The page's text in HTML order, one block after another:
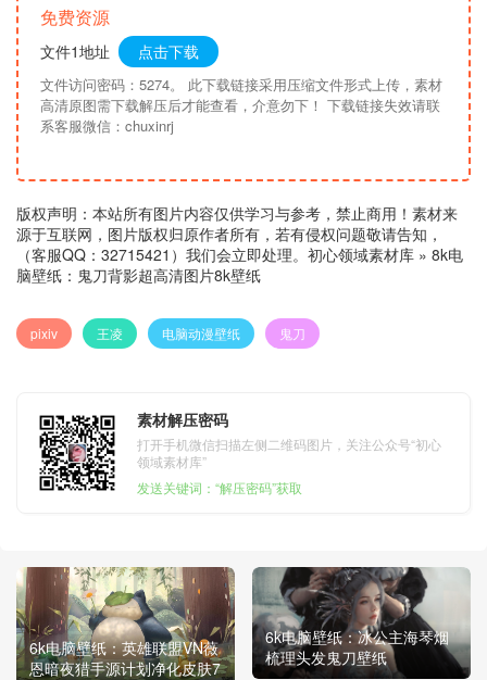
免费资源
文件1地址 点击下载
文件访问密码：5274。 此下载链接采用压缩文件形式上传，素材
高清原图需下载解压后才能查看，介意勿下！ 下载链接失效请联
系客服微信：chuxinrj
版权声明：本站所有图片内容仅供学习与参考，禁止商用！素材来
源于互联网，图片版权归原作者所有，若有侵权问题敬请告知，
（客服QQ：32715421）我们会立即处理。 初心领域素材库 » 8k电
脑壁纸：鬼刀背影超高清图片8k壁纸
pixiv 王凌 电脑动漫壁纸 鬼刀
素材解压密码
打开手机微信扫描左侧二维码图片，关注公众号“初心
领域素材库”
发送关键词：“解压密码”获取
6k电脑壁纸：英雄联盟VN薇
恩暗夜猎手源计划净化皮肤7
6k电脑壁纸：冰公主海琴烟
梳理头发鬼刀壁纸